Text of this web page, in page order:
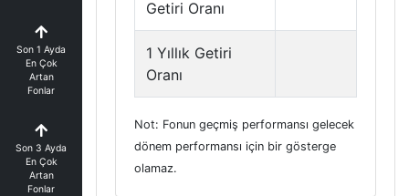
Son 1 Ayda
En Çok
Artan
Fonlar
Son 3 Ayda
En Çok
Artan
Fonlar
Getiri Oranı
1 Yıllık Getiri
Oranı
Not: Fonun geçmiş performansı gelecek
dönem performansı için bir gösterge
olamaz.